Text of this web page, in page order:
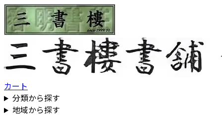
カート
分類から探す
地域から探す